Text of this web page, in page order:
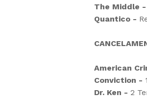
The Middle -
Quantico -
American
Conviction -
Dr. Ken - 2